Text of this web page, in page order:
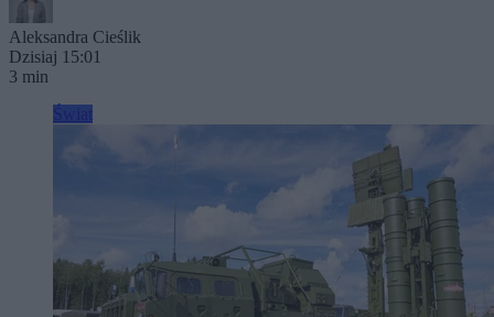
Aleksandra Cieślik
Dzisiaj 15:01
3 min